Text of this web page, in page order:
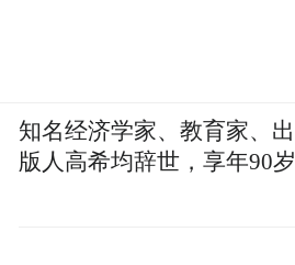
知名经济学家、教育家、出
版人高希均辞世，享年90岁